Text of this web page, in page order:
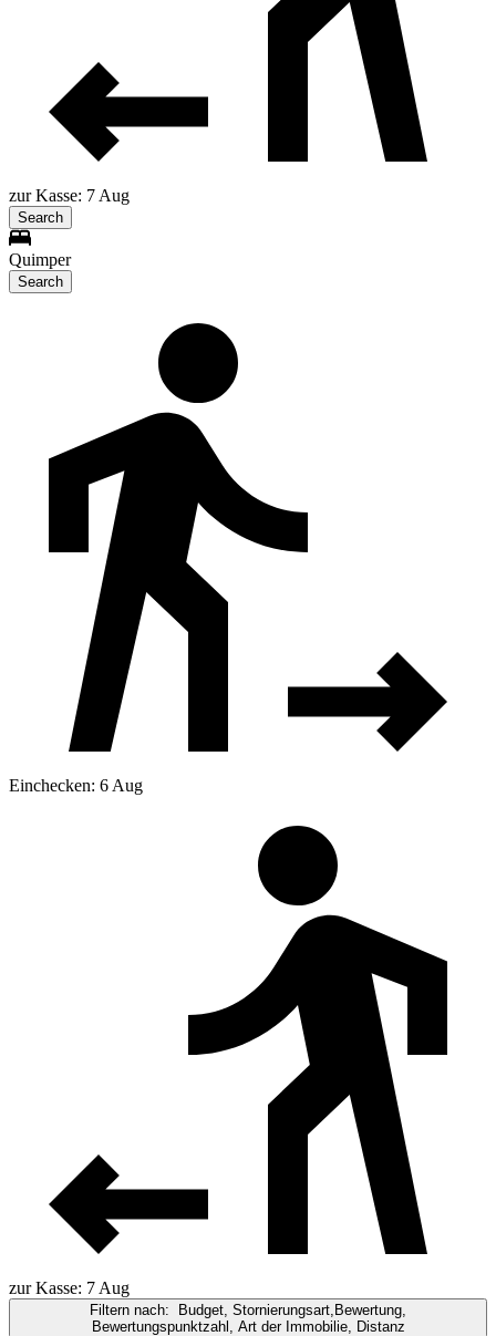
zur Kasse: 7 Aug
Search
Quimper
Search
Einchecken: 6 Aug
zur Kasse: 7 Aug
Filtern nach: Budget, Stornierungsart,Bewertung,
Bewertungspunktzahl, Art der Immobilie, Distanz